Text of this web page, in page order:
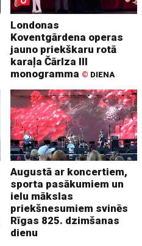
Londonas
Koventgārdena operas
jauno priekškaru rotā
karaļa Čārlza III
monogramma © DIENA
Augustā ar koncertiem,
sporta pasākumiem un
ielu mākslas
priekšnesumiem svinēs
Rīgas 825. dzimšanas
dienu